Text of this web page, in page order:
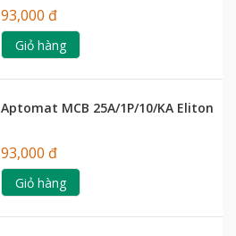
93,000 đ
Giỏ hàng
Aptomat MCB 25A/1P/10/KA Eliton
93,000 đ
Giỏ hàng